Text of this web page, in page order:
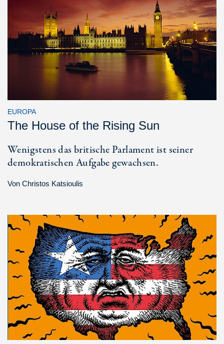
EUROPA
The House of the Rising Sun
Wenigstens das britische Parlament ist seiner
demokratischen Aufgabe gewachsen.
Von Christos Katsioulis